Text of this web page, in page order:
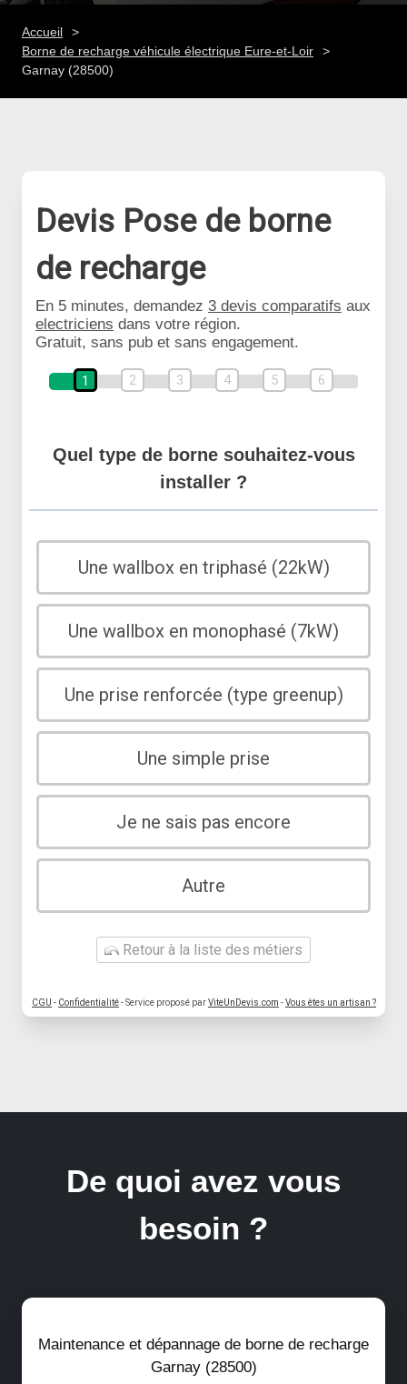
Accueil
Borne de recharge véhicule électrique Eure-et-Loir
Garnay (28500)
Devis Pose de borne
de recharge
En 5 minutes, demandez 3 devis comparatifs aux
electriciens dans votre région.
Gratuit, sans pub et sans engagement.
1 2 3 4 5 6
Quel type de borne souhaitez-vous
installer ?
Une wallbox en triphasé (22kW)
Une wallbox en monophasé (7kW)
Une prise renforcée (type greenup)
Une simple prise
Je ne sais pas encore
Autre
Retour à la liste des métiers
CGU - Confidentialité- Service proposé parViteUnDevis.com -Vous êtes un artisan ?
De quoi avez vous
besoin ?
Maintenance et dépannage de borne de recharge
Garnay (28500)